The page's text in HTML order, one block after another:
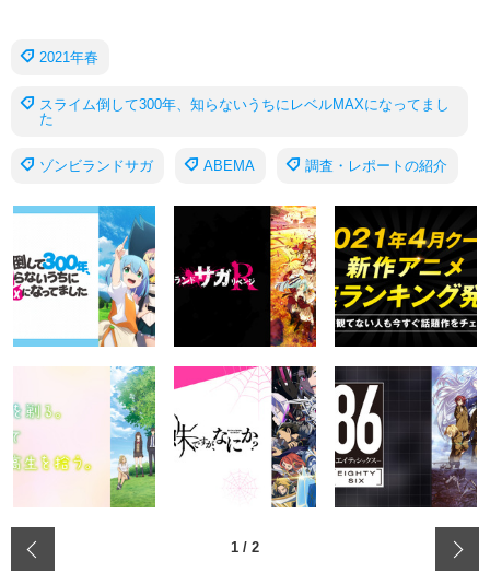
2021年春
スライム倒して300年、知らないうちにレベルMAXになってまし
た
ゾンビランドサガ ABEMA 調査・レポートの紹介
1 / 2